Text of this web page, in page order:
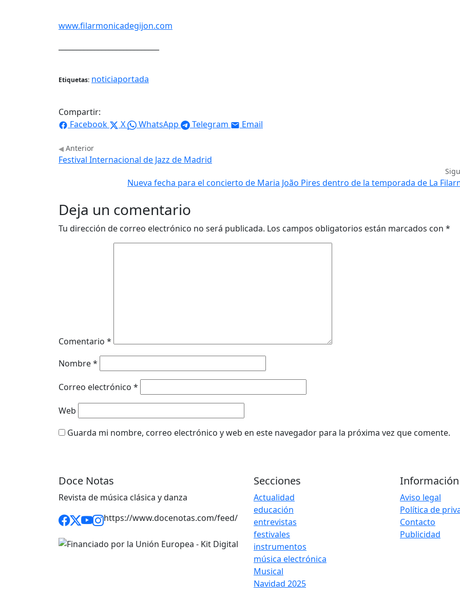
www.filarmonicadegijon.com
Etiquetas: noticiaportada
Compartir:
Facebook
X WhatsApp Telegram Email
Anterior
Festival Internacional de Jazz de Madrid
Nueva fecha para el concierto de Maria João Pires dentro de la temporada de La
Deja un comentario
Tu dirección de correo electrónico no será publicada. Los campos obligatorios están marcados con *
Comentario *
Nombre*
Correo electrónico *
Web
Guarda mi nombre, correo electrónico y web en este navegador para la próxima vez que comente.
Doce Notas
Revista de música clásica y danza
https://www.docenotas.com/feed/
Secciones
Actualidad
educación
entrevistas
festivales
instrumentos
música electrónica
Musical
Navidad 2025
Información
Aviso legal
Política de
Contacto
Publicidad